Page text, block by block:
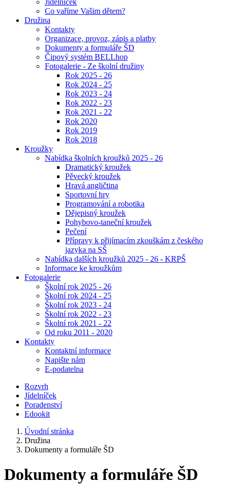
Jídelníček
Co vaříme Vašim dětem?
Družina
Kontakty
Organizace, provoz, zápis a platby
Dokumenty a formuláře ŠD
Čipový systém BELLhop
Fotogalerie - Ze školní družiny
Rok 2025 - 26
Rok 2024 - 25
Rok 2023 - 24
Rok 2022 - 23
Rok 2021 - 22
Rok 2020
Rok 2019
Rok 2018
Kroužky
Nabídka školních kroužků 2025 - 26
Dramatický kroužek
Pěvecký kroužek
Hravá angličtina
Sportovní hry
Programování a robotika
Dějepisný kroužek
Pohybovo-taneční kroužek
Pečení
Přípravy k přijímacím zkouškám z českého
jazyka na SŠ
Nabídka dalších kroužků 2025 - 26 - KRPŠ
Informace ke kroužkům
Fotogalerie
Školní rok 2025 - 26
Školní rok 2024 - 25
Školní rok 2023 - 24
Školní rok 2022 - 23
Školní rok 2021 - 22
Od roku 2011 - 2020
Kontakty
Kontaktní informace
Napište nám
E-podatelna
Rozvrh
Jídelníček
Poradenství
Edookit
Úvodní stránka
Družina
Dokumenty a formuláře ŠD
Dokumenty a formuláře ŠD